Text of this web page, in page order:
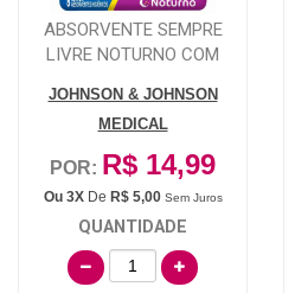
ABSORVENTE SEMPRE
LIVRE NOTURNO COM
JOHNSON & JOHNSON
MEDICAL
POR: R$ 14,99
Ou 3XDe R$ 5,00 Sem Juros
QUANTIDADE